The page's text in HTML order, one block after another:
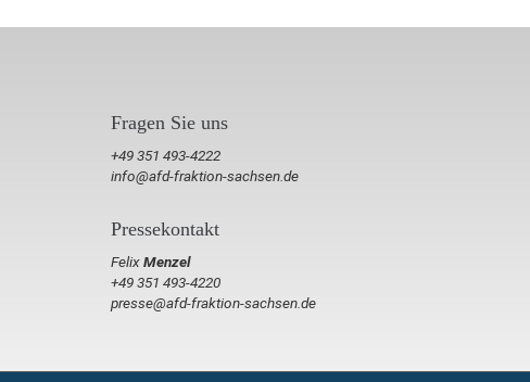
Fragen Sie uns
+49 351 493-4222
info@afd-fraktion-sachsen.de
Pressekontakt
FelixMenzel
+49 351 493-4220
presse@afd-fraktion-sachsen.de